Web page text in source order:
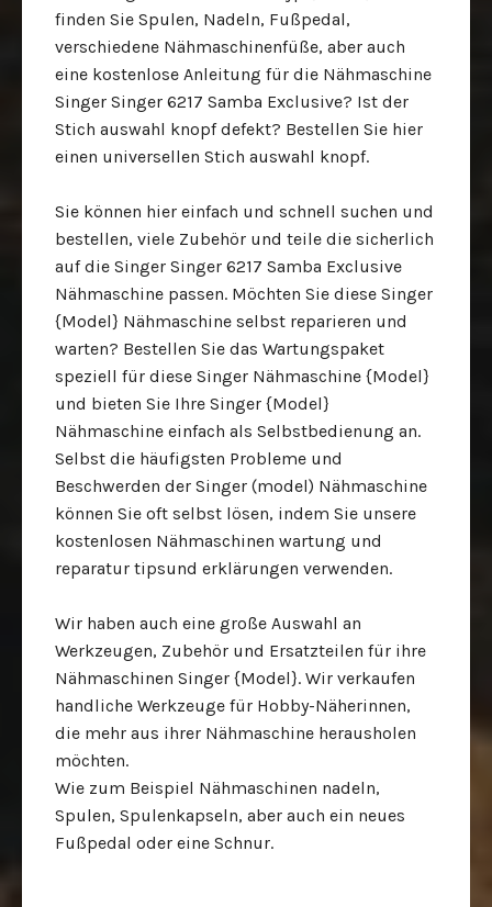
finden Sie Spulen, Nadeln, Fußpedal,
verschiedene Nähmaschinenfüße, aber auch
eine kostenlose Anleitung für die Nähmaschine
Singer Singer 6217 Samba Exclusive? Ist der
Stich auswahl knopf defekt? Bestellen Sie hier
einen universellen Stich auswahl knopf.
Sie können hier einfach und schnell suchen und
bestellen, viele Zubehör und teile die sicherlich
auf die Singer Singer 6217 Samba Exclusive
Nähmaschine passen. Möchten Sie diese Singer
{Model} Nähmaschine selbst reparieren und
warten? Bestellen Sie das Wartungspaket
speziell für diese Singer Nähmaschine {Model}
und bieten Sie Ihre Singer {Model}
Nähmaschine einfach als Selbstbedienung an.
Selbst die häufigsten Probleme und
Beschwerden der Singer (model) Nähmaschine
können Sie oft selbst lösen, indem Sie unsere
kostenlosen Nähmaschinen wartung und
reparatur tipsund erklärungen verwenden.
Wir haben auch eine große Auswahl an
Werkzeugen, Zubehör und Ersatzteilen für ihre
Nähmaschinen Singer {Model}. Wir verkaufen
handliche Werkzeuge für Hobby-Näherinnen,
die mehr aus ihrer Nähmaschine herausholen
möchten.
Wie zum Beispiel Nähmaschinen nadeln,
Spulen, Spulenkapseln, aber auch ein neues
Fußpedal oder eine Schnur.